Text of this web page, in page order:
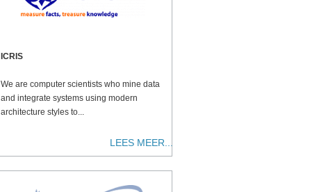
ICRIS
We are computer scientists who mine data
and integrate systems using modern
architecture styles to...
LEES MEER...